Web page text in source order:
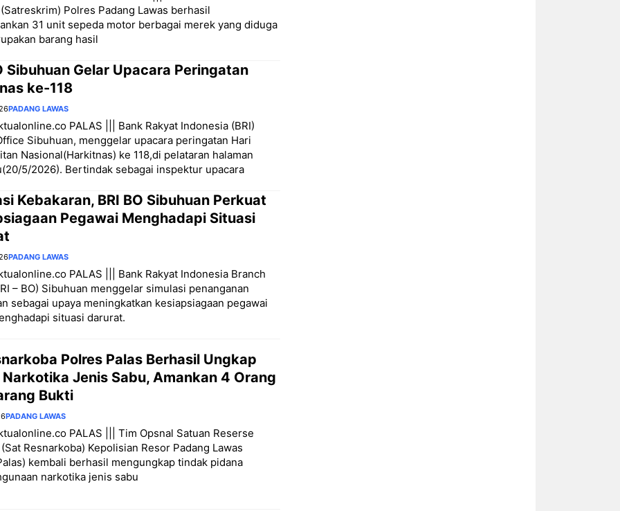
Polres Padang Lawas berhasil
31 unit sepeda motor berbagai merek yang diduga
barang hasil
Sibuhuan Gelar Upacara Peringatan
ke-118
PADANG LAWAS
PALAS ||| Bank Rakyat Indonesia (BRI)
Sibuhuan, menggelar upacara peringatan Hari
Nasional(Harkitnas) ke 118,di pelataran halaman
5/2026). Bertindak sebagai inspektur upacara
Kebakaran, BRI BO Sibuhuan Perkuat
Pegawai Menghadapi Situasi
PADANG LAWAS
PALAS ||| Bank Rakyat Indonesia Branch
– BO) Sibuhuan menggelar simulasi penanganan
sebagai upaya meningkatkan kesiapsiagaan pegawai
situasi darurat.
Polres Palas Berhasil Ungkap
Narkotika Jenis Sabu, Amankan 4 Orang
Bukti
PADANG LAWAS
PALAS ||| Tim Opsnal Satuan Reserse
Resnarkoba) Kepolisian Resor Padang Lawas
kembali berhasil mengungkap tindak pidana
narkotika jenis sabu